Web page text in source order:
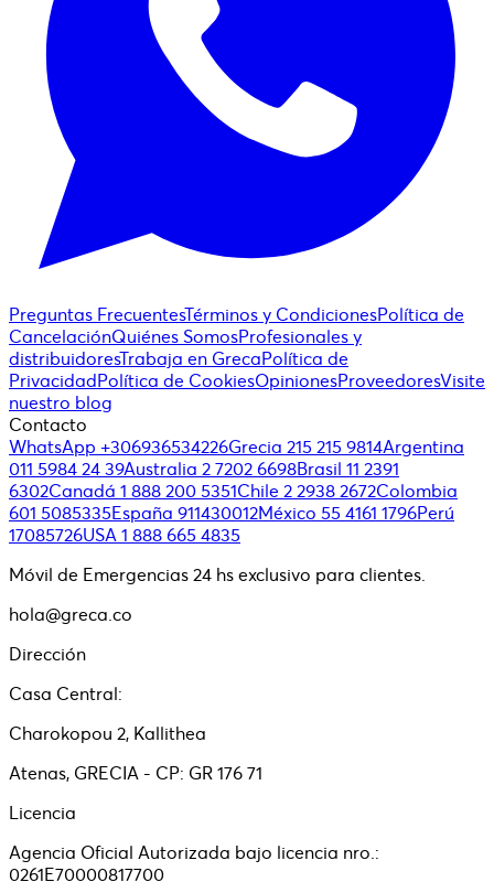
Preguntas FrecuentesTérminos y CondicionesPolítica de
CancelaciónQuiénes SomosProfesionales y
distribuidoresTrabaja en GrecaPolítica de
PrivacidadPolítica de CookiesOpinionesProveedoresVisite
nuestro blog
Contacto
WhatsApp +306936534226Grecia 215 215 9814Argentina
011 5984 24 39Australia 2 7202 6698Brasil 11 2391
6302Canadá 1 888 200 5351Chile 2 2938 2672Colombia
601 5085335España 911430012México 55 4161 1796Perú
17085726USA 1 888 665 4835
Móvil de Emergencias 24 hs exclusivo para clientes.
hola@greca.co
Dirección
Casa Central:
Charokopou 2, Kallithea
Atenas, GRECIA - CP: GR 176 71
Licencia
Agencia Oficial Autorizada bajo licencia nro.:
0261E70000817700